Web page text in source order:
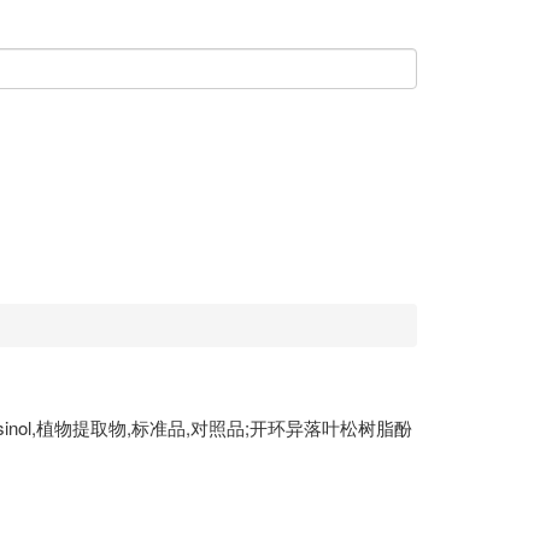
植物提取物,标准品,对照品;开环异落叶松树脂酚